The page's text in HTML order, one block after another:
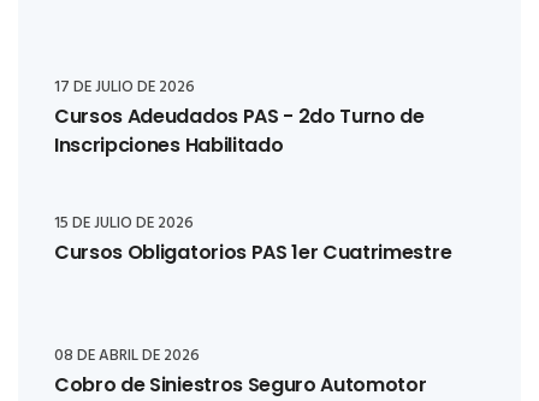
17 DE JULIO DE 2026
Cursos Adeudados PAS - 2do Turno de
Inscripciones Habilitado
15 DE JULIO DE 2026
Cursos Obligatorios PAS 1er Cuatrimestre
08 DE ABRIL DE 2026
Cobro de Siniestros Seguro Automotor